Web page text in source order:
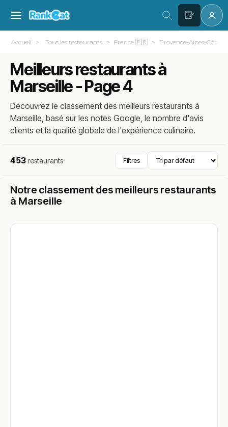
Accueil Tous les restaurants France 🇫🇷 Provence-Alpes-Côte
Meilleurs restaurants à
Marseille - Page 4
Découvrez le classement des meilleurs restaurants à
Marseille, basé sur les notes Google, le nombre d'avis
clients et la qualité globale de l'expérience culinaire.
453restaurants· Filtres
Notre classement des meilleurs restaurants
à Marseille